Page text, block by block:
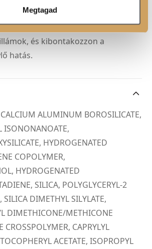
Megtagad
, amíg a rúzs teljesen megszárad.
dörzsöld összeajkaid, hogy
és kibontakozzon a
hatás.
ALUMINUM BOROSILICATE,
ISONONANOATE,
HYDROGENATED
COPOLYMER,
HYDROGENATED
SILICA, POLYGLYCERYL-2
SILICA DIMETHYL SILYLATE,
DIMETHICONE/METHICONE
CROSSPOLYMER, CAPRYLYL
ACETATE, ISOPROPYL